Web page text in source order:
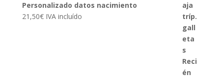
Personalizado datos nacimiento
21,50€ IVA incluído